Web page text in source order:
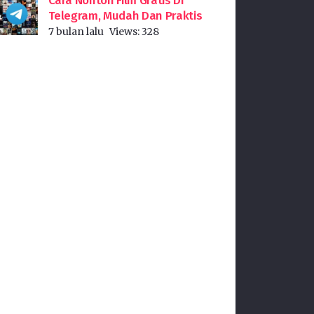
Telegram, Mudah Dan Praktis
7 bulan lalu Views:328